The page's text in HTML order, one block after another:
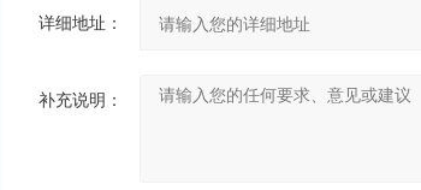
详细地址：
补充说明：